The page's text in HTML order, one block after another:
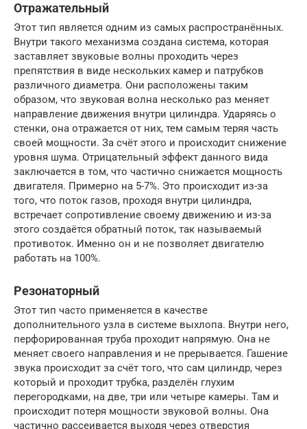
Отражательный
Этот тип является одним из самых распространённых.
Внутри такого механизма создана система, которая
заставляет звуковые волны проходить через
препятствия в виде нескольких камер и патрубков
различного диаметра. Они расположены таким
образом, что звуковая волна несколько раз меняет
направление движения внутри цилиндра. Ударяясь о
стенки, она отражается от них, тем самым теряя часть
своей мощности. За счёт этого и происходит снижение
уровня шума. Отрицательный эффект данного вида
заключается в том, что частично снижается мощность
двигателя. Примерно на 5-7%. Это происходит из-за
того, что поток газов, проходя внутри цилиндра,
встречает сопротивление своему движению и из-за
этого создаётся обратный поток, так называемый
противоток. Именно он и не позволяет двигателю
работать на 100%.
Резонаторный
Этот тип часто применяется в качестве
дополнительного узла в системе выхлопа. Внутри него,
перфорированная труба проходит напрямую. Она не
меняет своего направления и не прерывается. Гашение
звука происходит за счёт того, что сам цилиндр, через
который и проходит трубка, разделён глухим
перегородками, на две, три или четыре камеры. Там и
происходит потеря мощности звуковой волны. Она
частично рассеивается выходя через отверстия